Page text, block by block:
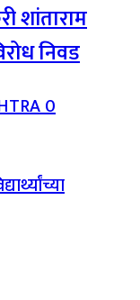
शांताराम
निवड
0